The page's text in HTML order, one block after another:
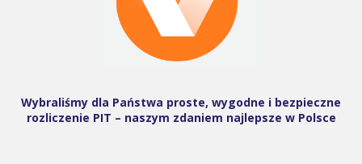
Wybraliśmy dla Państwa proste, wygodne i bezpieczne
rozliczenie PIT – naszym zdaniem najlepsze w Polsce